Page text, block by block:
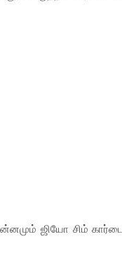
ஜியோ சிம்